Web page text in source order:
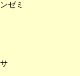
ゼミ